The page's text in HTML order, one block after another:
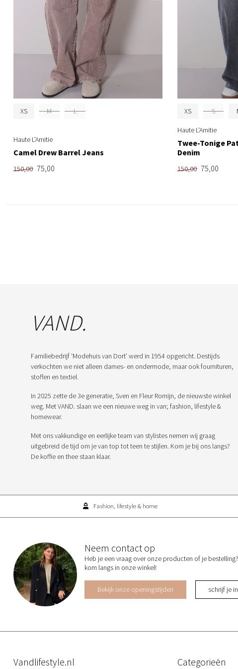
XS M L
Haute L'Amitie
Camel Drew Barrel Jeans
150,00 75,00
XS S
Haute L'Amitie
Twee-Tonige
Denim
150,00 75,00
VAND.
Familiebedrijf ‘Modehuis van Dort’ werd in 1954 opgericht. Destijds
verkochten we niet alleen dames- en ondermode, maar ook fournituren,
stoffen en textiel.
In 2025 zette de 3e generatie, Sven en Fleur Romijn, de nieuwste winkel
weg. Met VAND. slaan we een nieuwe weg in van; fashion, lifestyle &
homewear.
Met ons vakkundige en eerlijke team van stylistes nemen wij graag
uitgebreid de tijd om je van top tot teen te stijlen. Kom je bij ons langs?
De koffie en thee staan klaar.
Fashion, lifestyle & home
Neem contact op
Heb je een vraag over onze producten of je
kom langs in onze winkel!
Bekijk onze openingstijden schrijf je in
Vandlifestyle.nl Categorieën